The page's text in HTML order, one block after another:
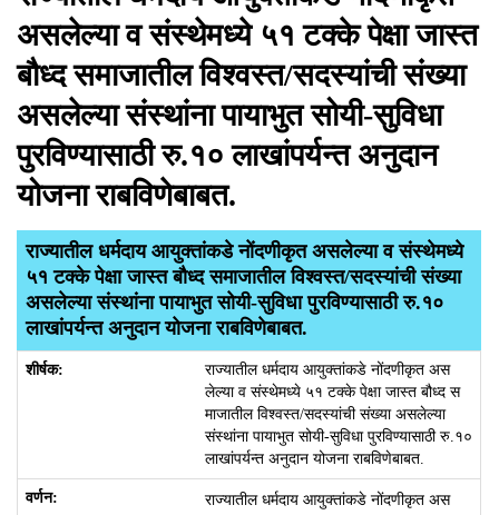
असलेल्या व संस्थेमध्ये ५१ टक्के पेक्षा जास्त
बौध्द समाजातील विश्वस्त/सदस्यांची संख्या
असलेल्या संस्थांना पायाभुत सोयी-सुविधा
पुरविण्यासाठी रु.१० लाखांपर्यन्त अनुदान
योजना राबविणेबाबत.
राज्यातील धर्मदाय आयुक्तांकडे नोंदणीकृत असलेल्या व संस्थेमध्ये
५१ टक्के पेक्षा जास्त बौध्द समाजातील विश्वस्त/सदस्यांची संख्या
असलेल्या संस्थांना पायाभुत सोयी-सुविधा पुरविण्यासाठी रु.१०
लाखांपर्यन्त अनुदान योजना राबविणेबाबत.
राज्यातील धर्मदाय आयुक्तांकडे नोंदणीकृत अस
लेल्या व संस्थेमध्ये ५१ टक्के पेक्षा जास्त बौध्द स
माजातील विश्वस्त/सदस्यांची संख्या असलेल्या
संस्थांना पायाभुत सोयी-सुविधा पुरविण्यासाठी रु.१०
लाखांपर्यन्त अनुदान योजना राबविणेबाबत.
राज्यातील धर्मदाय आयुक्तांकडे नोंदणीकृत अस